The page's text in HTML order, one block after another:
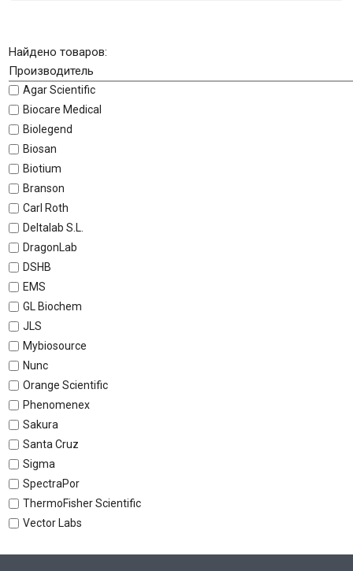
Найдено товаров:
Производитель
Agar Scientific
Biocare Medical
Biolegend
Biosan
Biotium
Branson
Carl Roth
Deltalab S.L.
DragonLab
DSHB
EMS
GL Biochem
JLS
Mybiosource
Nunc
Orange Scientific
Phenomenex
Sakura
Santa Cruz
Sigma
SpectraPor
ThermoFisher Scientific
Vector Labs